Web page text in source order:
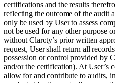
certifications and the results
reflecting the outcome of the audit
only be used by User to assess
not be used for any other purpose
without Claroty’s prior written
request, User shall return all
possession or control provided by
and/or the certification). At User’s
allow for and contribute to audits,